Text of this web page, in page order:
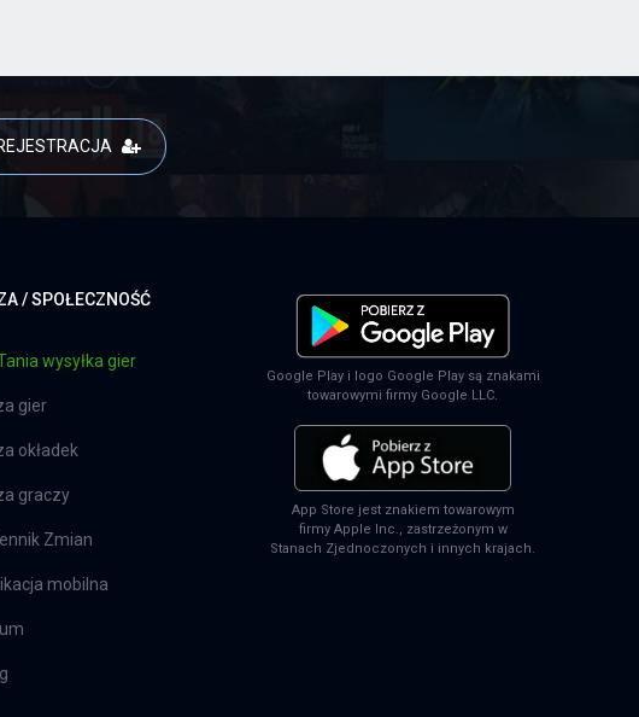
/ SPOŁECZNOŚĆ
wysyłka gier
gier
okładek
graczy
Zmian
mobilna
Google Play i logo Google Play są znakami
towarowymi firmy Google LLC.
App Store jest znakiem towarowym
firmy Apple Inc., zastrzeżonym w
Stanach Zjednoczonych i innych krajach.